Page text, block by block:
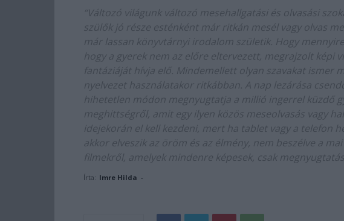
“Változó világunk változó mesehallgatási és olvasási
szülők jó része esténként már ritkán mesél vagy olvas
már lassan könyvtárnyi irodalom születik. Hogy
hogy a gyerek nem az előre eltervezett, megrajzolt képi
fantáziáját hívja elő. Mindemellett olyan szavakat ismer
nyelvezet használatakor ritkábban. A nap lezárása
hihetetlen módon megnyugtatja a millió ingerrel küzdő
meghittségről, amit egy ilyen közös meseolvasás vagy
idejekorán el kell kezdeni, mert ha tablet vagy a telefon
akkor elveszik az öröm és az élmény, nem beszélve a
filmekről, amelyek mindenre képesek, csak
Írta: Imre Hilda -